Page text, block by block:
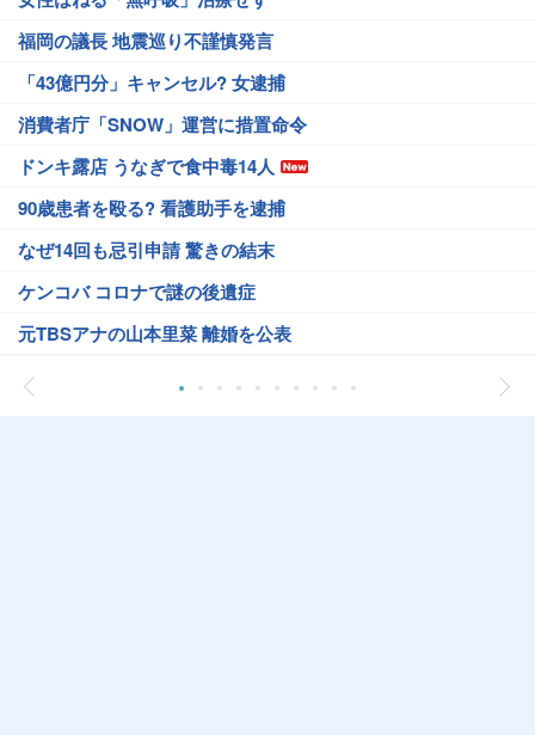
福岡の議長 地震巡り不謹慎発言
「43億円分」キャンセル? 女逮捕
消費者庁「SNOW」運営に措置命令
ドンキ露店 うなぎで食中毒14人
90歳患者を殴る? 看護助手を逮捕
なぜ14回も忌引申請 驚きの結末
ケンコバ コロナで謎の後遺症
元TBSアナの山本里菜 離婚を公表